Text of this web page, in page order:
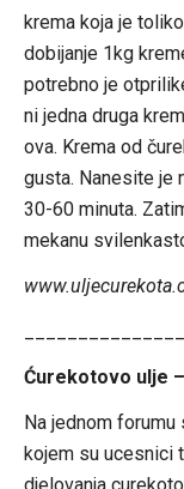
krema koja je
dobijanje 1kg
potrebno je
ni jedna druga
ova. Krema od
gusta. Nanesite je
30-60 minuta.
mekanu
Ćurekotovo ulje
Na jednom
kojem su ucesnici